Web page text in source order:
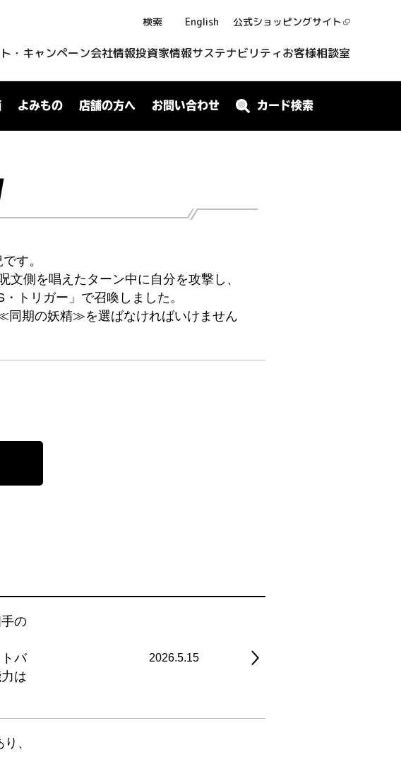
検索 English 公式ショッピングサイト
・キャンペーン会社情報投資家情報サステナビリティお客様相談室
よみもの 店舗の方へ お問い合わせ カード検索
す。
文側を唱えたターン中に自分を攻撃し、
・トリガー」で召喚しました。
同期の妖精≫を選ばなければいけません
の
バ
は
2026.5.15
、